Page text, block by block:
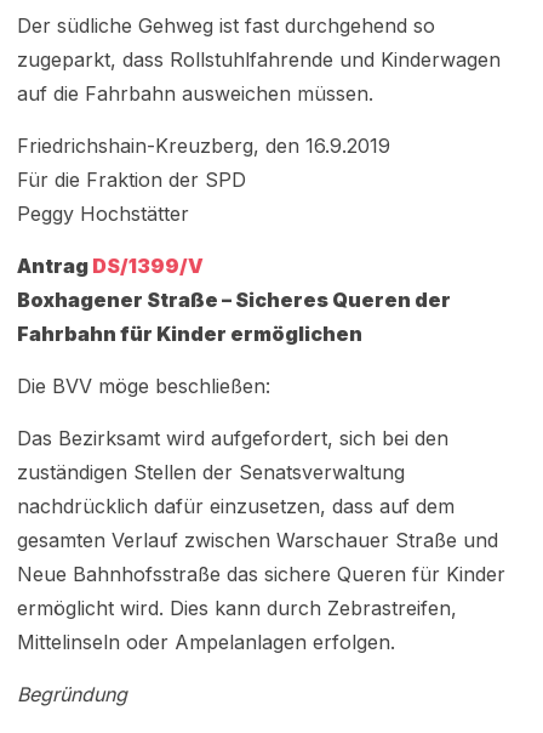
Der südliche Gehweg ist fast durchgehend so
zugeparkt, dass Rollstuhlfahrende und Kinderwagen
auf die Fahrbahn ausweichen müssen.
Friedrichshain-Kreuzberg, den 16.9.2019
Für die Fraktion der SPD
Peggy Hochstätter
Antrag DS/1399/V
Boxhagener Straße – Sicheres Queren der
Fahrbahn für Kinder ermöglichen
Die BVV möge beschließen:
Das Bezirksamt wird aufgefordert, sich bei den
zuständigen Stellen der Senatsverwaltung
nachdrücklich dafür einzusetzen, dass auf dem
gesamten Verlauf zwischen Warschauer Straße und
Neue Bahnhofsstraße das sichere Queren für Kinder
ermöglicht wird. Dies kann durch Zebrastreifen,
Mittelinseln oder Ampelanlagen erfolgen.
Begründung